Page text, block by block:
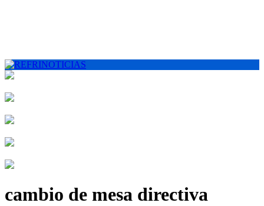
cambio de mesa directiva